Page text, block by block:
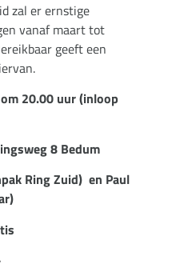
zal er ernstige
vanaf maart tot
geeft een
20.00 uur (inloop
8 Bedum
Ring Zuid) en Paul